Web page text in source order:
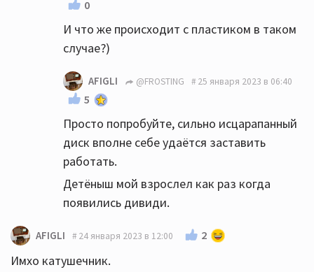
0
И что же происходит с пластиком в таком
случае?)
AFIGLI @FROSTING 25 января 2023 в 06:40
5
Просто попробуйте, сильно исцарапанный
диск вполне себе удаётся заставить
работать.
Детёныш мой взрослел как раз когда
появились дивиди.
AFIGLI 24 января 2023 в 12:00 2
Имхо катушечник.